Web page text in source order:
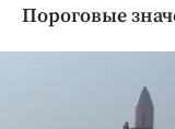
Пороговые